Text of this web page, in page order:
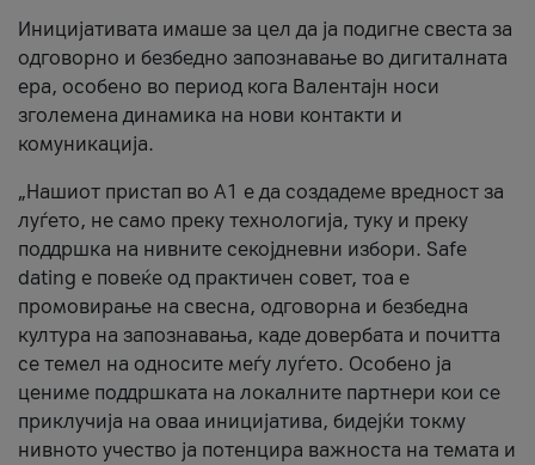
Иницијативата имаше за цел да ја подигне свеста за
одговорно и безбедно запознавање во дигиталната
ера, особено во период кога Валентајн носи
зголемена динамика на нови контакти и
комуникација.
„Нашиот пристап во А1 е да создадеме вредност за
луѓето, не само преку технологија, туку и преку
поддршка на нивните секојдневни избори. Safe
dating е повеќе од практичен совет, тоа е
промовирање на свесна, одговорна и безбедна
култура на запознавања, каде довербата и почитта
се темел на односите меѓу луѓето. Особено ја
цениме поддршката на локалните партнери кои се
приклучија на оваа иницијатива, бидејќи токму
нивното учество ја потенцира важноста на темата и